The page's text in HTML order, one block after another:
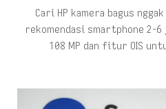
Cari HP kamera bagus
rekomendasi smartphone 2-
108 MP dan fitur OIS